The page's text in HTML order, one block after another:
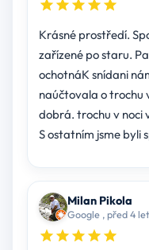
Krásné prostředí.
zařízené po staru. Paní
ochotnáK snídani
naúčtovala o trochu víc než
dobrá. trochu v noci
S ostatním jsme byli
Milan Pikola
Google , před 4